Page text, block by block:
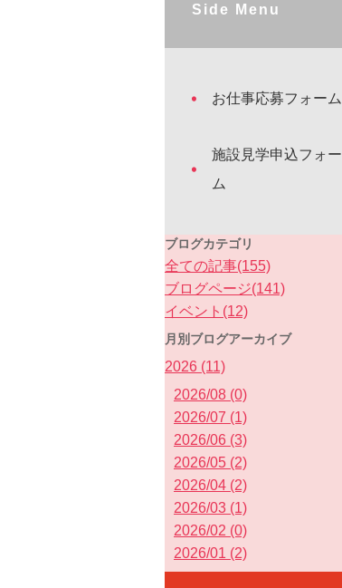
Side Menu
お仕事応募フォーム
施設見学申込フォー
ム
ブログカテゴリ
全ての記事(155)
ブログページ(141)
イベント(12)
月別ブログアーカイブ
2026 (11)
2026/08 (0)
2026/07 (1)
2026/06 (3)
2026/05 (2)
2026/04 (2)
2026/03 (1)
2026/02 (0)
2026/01 (2)